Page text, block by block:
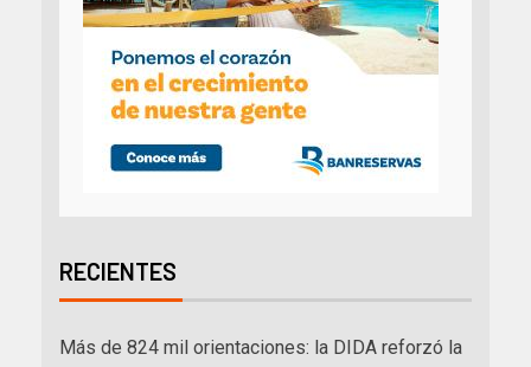
RECIENTES
Más de 824 mil orientaciones: la DIDA reforzó la